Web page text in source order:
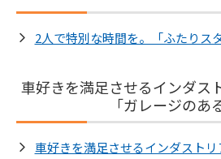
2人で特別な時間を。「ふたりス
車好きを満足させるインダス
「ガレージのあ
車好きを満足させるインダスト